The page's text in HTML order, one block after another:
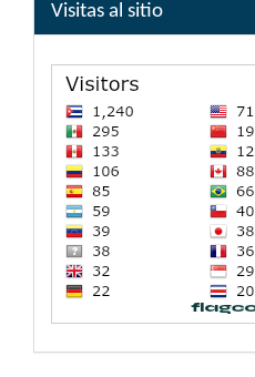
Visitas al sitio